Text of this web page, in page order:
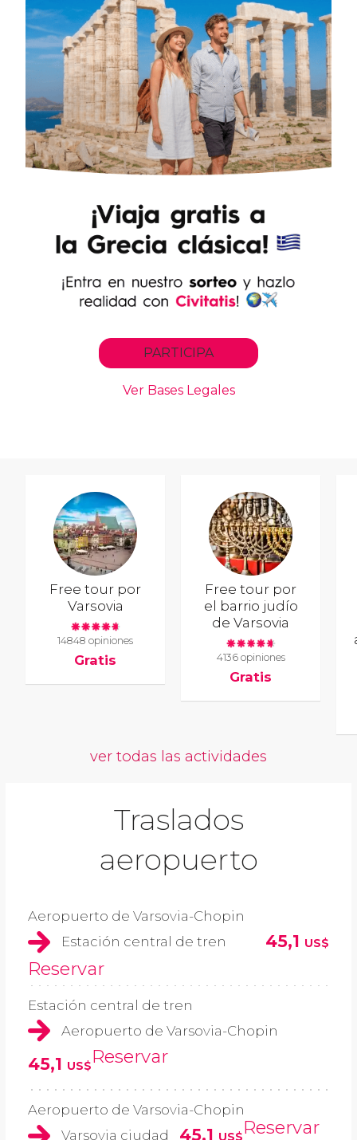
Free tour por
Varsovia
14848 opiniones
Gratis
Free tour por
el barrio judío
de Varsovia
4136 opiniones
Gratis
ver todas las actividades
Traslados
aeropuerto
Aeropuerto de Varsovia-Chopin
Estación central de tren
45,1 US$
Reservar
Estación central de tren
Aeropuerto de Varsovia-Chopin
45,1 US$Reservar
Aeropuerto de Varsovia-Chopin
Varsovia ciudad
45,1 US$Reservar